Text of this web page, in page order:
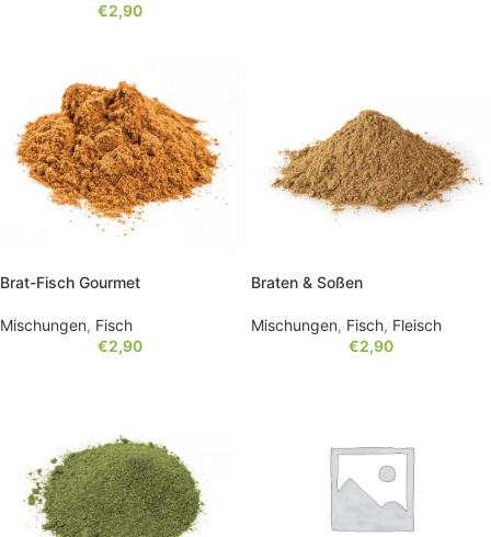
€2,90
Brat-Fisch Gourmet
Mischungen, Fisch
€2,90
Braten & Soßen
Mischungen, Fisch, Fleisch
€2,90